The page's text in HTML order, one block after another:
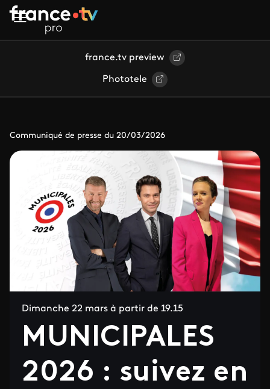
Aller au contenu principal
france.tv preview
Phototele
Communiqué de presse du 20/03/2026
Dimanche 22 mars à partir de 19.15
MUNICIPALES
2026 : suivez en